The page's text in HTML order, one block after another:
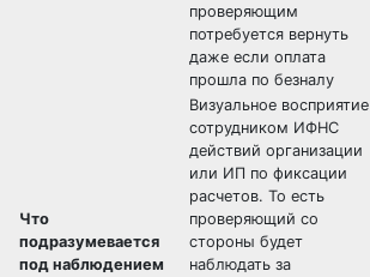
проверяющим
потребуется вернуть
даже если оплата
прошла по безналу
Что
подразумевается
под наблюдением
Визуальное восприятие
сотрудником ИФНС
действий организации
или ИП по фиксации
расчетов. То есть
проверяющий со
стороны будет
наблюдать за